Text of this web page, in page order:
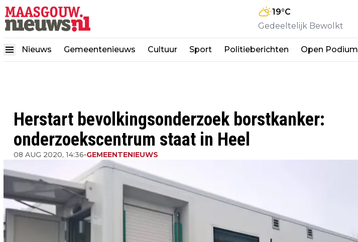
19°C
Gedeeltelijk Bewolkt
Nieuws Gemeentenieuws Cultuur Sport Politieberichten Open Podium
Herstart bevolkingsonderzoek borstkanker:
onderzoekscentrum staat in Heel
08 AUG 2020, 14:36•GEMEENTENIEUWS